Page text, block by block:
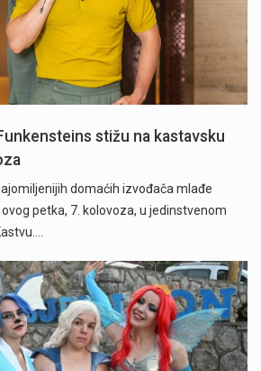
stižu na kastavsku
domaćih izvođača mlađe
petka, 7. kolovoza, u jedinstvenom